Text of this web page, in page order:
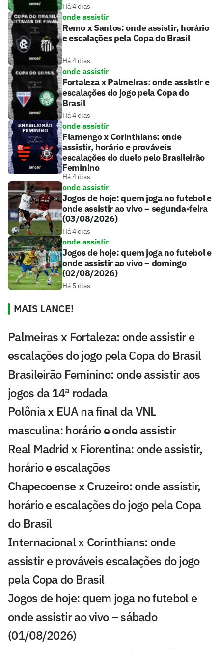
Há 4 dias
onde assistir
Remo x Santos: onde assistir, horário
e escalações pela Copa do Brasil
Há 4 dias
onde assistir
Fortaleza x Palmeiras: onde assistir e
escalações do jogo pela Copa do
Brasil
Há 4 dias
onde assistir
Flamengo x Corinthians: onde
assistir, horário e prováveis
escalações do duelo pelo Brasileirão
Feminino
Há 4 dias
onde assistir
Jogos de hoje: quem joga no futebol e
onde assistir ao vivo – segunda-feira
(03/08/2026)
Há 4 dias
onde assistir
Jogos de hoje: quem joga no futebol e
onde assistir ao vivo – domingo
(02/08/2026)
Há 5 dias
MAIS LANCE!
Palmeiras x Fortaleza: onde assistir e
escalações do jogo pela Copa do Brasil
Brasileirão Feminino: onde assistir aos
jogos da 14ª rodada
Polônia x EUA na final da VNL
masculina: horário e onde assistir
Real Madrid x Fiorentina: onde assistir,
horário e escalações
Chapecoense x Cruzeiro: onde assistir,
horário e escalações do jogo pela Copa
do Brasil
Internacional x Corinthians: onde
assistir e prováveis escalações do jogo
pela Copa do Brasil
Jogos de hoje: quem joga no futebol e
onde assistir ao vivo – sábado
(01/08/2026)